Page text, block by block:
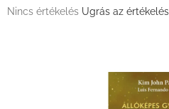
A
Nincs értékelés Ugrás az